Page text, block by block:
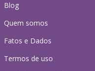
Blog
Quem somos
Fatos e Dados
Termos de uso